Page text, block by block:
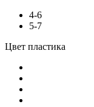
4-6
5-7
Цвет пластика